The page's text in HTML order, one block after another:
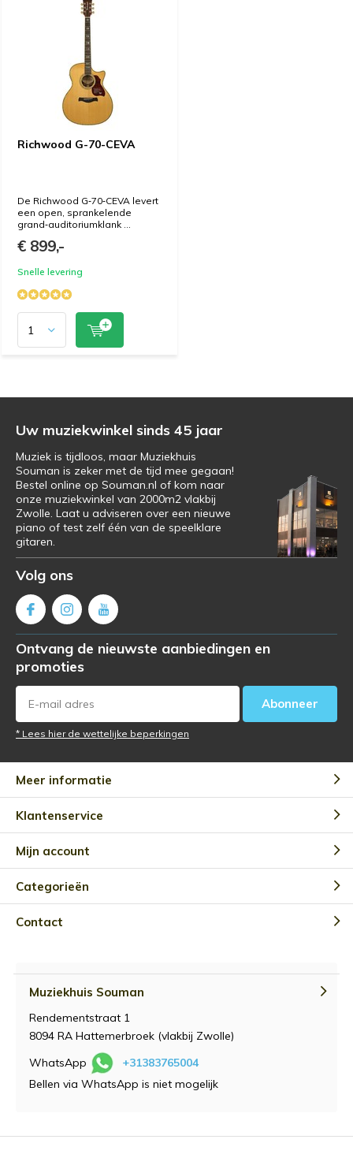
Richwood G-70-CEVA
De Richwood G‑70‑CEVA levert
een open, sprankelende
grand‑auditoriumklank ...
€ 899,-
Snelle levering
Uw muziekwinkel sinds 45 jaar
Muziek is tijdloos, maar Muziekhuis
Souman is zeker met de tijd mee gegaan!
Bestel online op Souman.nl of kom naar
onze muziekwinkel van 2000m2 vlakbij
Zwolle. Laat u adviseren over een nieuwe
piano of test zelf één van de speelklare
gitaren.
Volg ons
Ontvang de nieuwste aanbiedingen en
promoties
Abonneer
* Lees hier de wettelijke beperkingen
Meer informatie
Klantenservice
Mijn account
Categorieën
Contact
Muziekhuis Souman
Rendementstraat 1
8094 RA Hattemerbroek (vlakbij Zwolle)
WhatsApp
+31383765004
Bellen via WhatsApp is niet mogelijk